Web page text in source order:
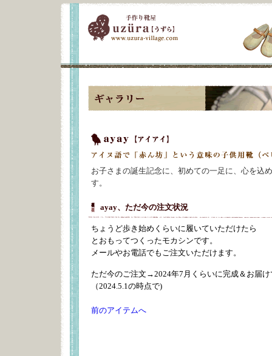
お子さまの誕生記念に、初めての一足に、心を込
す。
ayay、ただ今の注文状況
ちょうど歩き始めくらいに履いていただけたら
とおもってつくったモカシンです。
メールやお電話でもご注文いただけます。
ただ今のご注文→2024年7月くらいに完成＆お届け
（2024.5.1の時点で)
前のアイテムへ